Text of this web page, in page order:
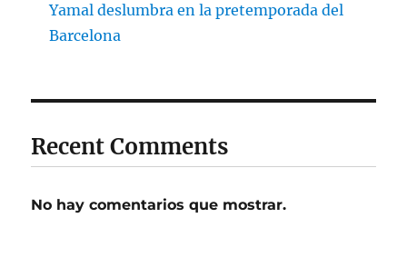
Yamal deslumbra en la pretemporada del
Barcelona
Recent Comments
No hay comentarios que mostrar.